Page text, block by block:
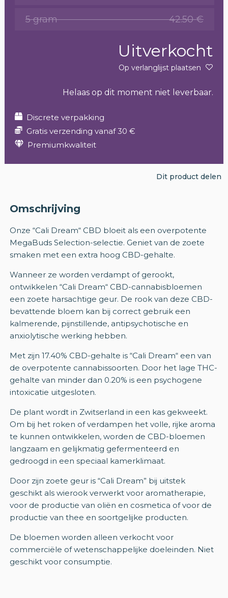
5 gram 42.50 €
Uitverkocht
Op verlanglijst plaatsen
Helaas op dit moment niet leverbaar.
Discrete verpakking
Gratis verzending vanaf 30 €
Premiumkwaliteit
Dit product delen
Omschrijving
Onze “Cali Dream“ CBD bloeit als een overpotente
MegaBuds Selection-selectie. Geniet van de zoete
smaken met een extra hoog CBD-gehalte.
Wanneer ze worden verdampt of gerookt,
ontwikkelen “Cali Dream“ CBD-cannabisbloemen
een zoete harsachtige geur. De rook van deze CBD-
bevattende bloem kan bij correct gebruik een
kalmerende, pijnstillende, antipsychotische en
anxiolytische werking hebben.
Met zijn 17.40% CBD-gehalte is “Cali Dream“ een van
de overpotente cannabissoorten. Door het lage THC-
gehalte van minder dan 0.20% is een psychogene
intoxicatie uitgesloten.
De plant wordt in Zwitserland in een kas gekweekt.
Om bij het roken of verdampen het volle, rijke aroma
te kunnen ontwikkelen, worden de CBD-bloemen
langzaam en gelijkmatig gefermenteerd en
gedroogd in een speciaal kamerklimaat.
Door zijn zoete geur is “Cali Dream” bij uitstek
geschikt als wierook verwerkt voor aromatherapie,
voor de productie van oliën en cosmetica of voor de
productie van thee en soortgelijke producten.
De bloemen worden alleen verkocht voor
commerciële of wetenschappelijke doeleinden. Niet
geschikt voor consumptie.